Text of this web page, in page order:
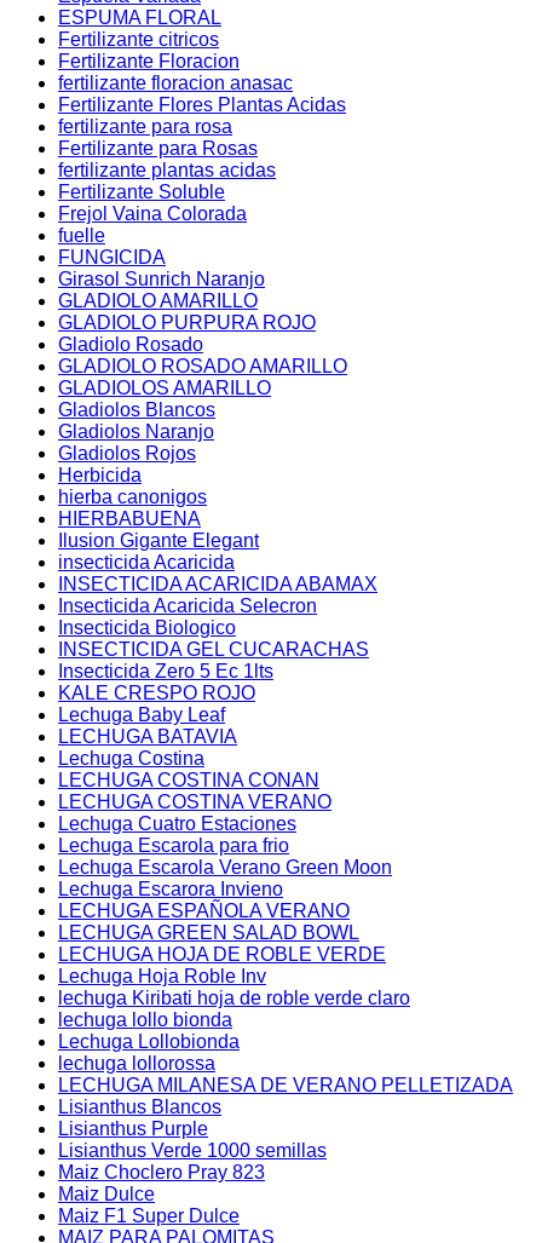
ESPUMA FLORAL
Fertilizante citricos
Fertilizante Floracion
fertilizante floracion anasac
Fertilizante Flores Plantas Acidas
fertilizante para rosa
Fertilizante para Rosas
fertilizante plantas acidas
Fertilizante Soluble
Frejol Vaina Colorada
fuelle
FUNGICIDA
Girasol Sunrich Naranjo
GLADIOLO AMARILLO
GLADIOLO PURPURA ROJO
Gladiolo Rosado
GLADIOLO ROSADO AMARILLO
GLADIOLOS AMARILLO
Gladiolos Blancos
Gladiolos Naranjo
Gladiolos Rojos
Herbicida
hierba canonigos
HIERBABUENA
Ilusion Gigante Elegant
insecticida Acaricida
INSECTICIDA ACARICIDA ABAMAX
Insecticida Acaricida Selecron
Insecticida Biologico
INSECTICIDA GEL CUCARACHAS
Insecticida Zero 5 Ec 1lts
KALE CRESPO ROJO
Lechuga Baby Leaf
LECHUGA BATAVIA
Lechuga Costina
LECHUGA COSTINA CONAN
LECHUGA COSTINA VERANO
Lechuga Cuatro Estaciones
Lechuga Escarola para frio
Lechuga Escarola Verano Green Moon
Lechuga Escarora Invieno
LECHUGA ESPAÑOLA VERANO
LECHUGA GREEN SALAD BOWL
LECHUGA HOJA DE ROBLE VERDE
Lechuga Hoja Roble Inv
lechuga Kiribati hoja de roble verde claro
lechuga lollo bionda
Lechuga Lollobionda
lechuga lollorossa
LECHUGA MILANESA DE VERANO PELLETIZADA
Lisianthus Blancos
Lisianthus Purple
Lisianthus Verde 1000 semillas
Maiz Choclero Pray 823
Maiz Dulce
Maiz F1 Super Dulce
MAIZ PARA PALOMITAS